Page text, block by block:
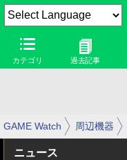
カテゴリ 過去記事
GAME Watch 周辺機器
ニュース